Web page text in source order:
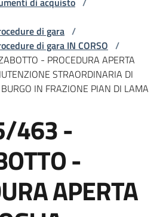
di gara /
di gara IN CORSO /
- PROCEDURA APERTA
STRAORDINARIA DI
IN FRAZIONE PIAN DI LAMA
463 -
-
APERTA